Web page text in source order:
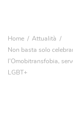
Home
Attualità
Non basta solo
l’Omobitransfobia,
LGBT+